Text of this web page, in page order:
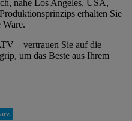
nahe Los Angeles, USA,
erhalten Sie
Ware.
– vertrauen Sie auf die
um das Beste aus Ihrem